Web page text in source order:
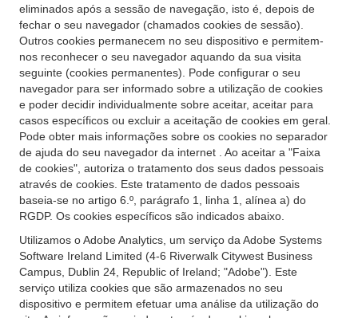
eliminados após a sessão de navegação, isto é, depois de
fechar o seu navegador (chamados cookies de sessão).
Outros cookies permanecem no seu dispositivo e permitem-
nos reconhecer o seu navegador aquando da sua visita
seguinte (cookies permanentes). Pode configurar o seu
navegador para ser informado sobre a utilização de cookies
e poder decidir individualmente sobre aceitar, aceitar para
casos específicos ou excluir a aceitação de cookies em geral.
Pode obter mais informações sobre os cookies no separador
de ajuda do seu navegador da internet . Ao aceitar a "Faixa
de cookies", autoriza o tratamento dos seus dados pessoais
através de cookies. Este tratamento de dados pessoais
baseia-se no artigo 6.º, parágrafo 1, linha 1, alínea a) do
RGDP. Os cookies específicos são indicados abaixo.
Utilizamos o Adobe Analytics, um serviço da Adobe Systems
Software Ireland Limited (4-6 Riverwalk Citywest Business
Campus, Dublin 24, Republic of Ireland; "Adobe"). Este
serviço utiliza cookies que são armazenados no seu
dispositivo e permitem efetuar uma análise da utilização do